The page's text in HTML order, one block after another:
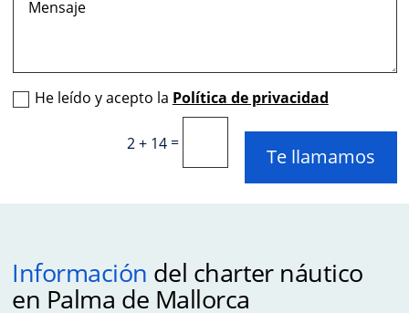
He leído y acepto la Política de privacidad
2 + 14=
Te llamamos
Información del charter náutico
en Palma de Mallorca